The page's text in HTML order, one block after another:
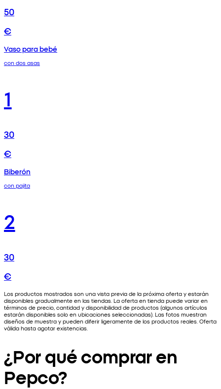
50
€
Vaso para bebé
con dos asas
1
30
€
Biberón
con pajita
2
30
€
Los productos mostrados son una vista previa de la próxima oferta y estarán
disponibles gradualmente en las tiendas. La oferta en tienda puede variar en
términos de precio, cantidad y disponibilidad de productos (algunos artículos
estarán disponibles solo en ubicaciones seleccionadas). Las fotos muestran
diseños de muestra y pueden diferir ligeramente de los productos reales. Oferta
válida hasta agotar existencias.
¿Por qué comprar en
Pepco?